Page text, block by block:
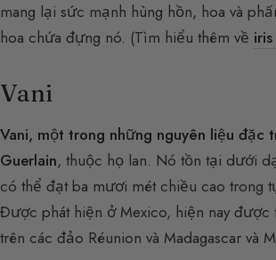
mang lại sức mạnh hùng hồn, hoa và
hoa chứa đựng nó. (Tìm hiểu thêm về
Vani
Vani, một trong những nguyên liệu đặc
Guerlain, thuộc họ lan. Nó tồn tại dưới
có thể đạt ba mươi mét chiều cao trong
Được phát hiện ở Mexico, hiện nay được
trên các đảo Réunion và Madagascar và